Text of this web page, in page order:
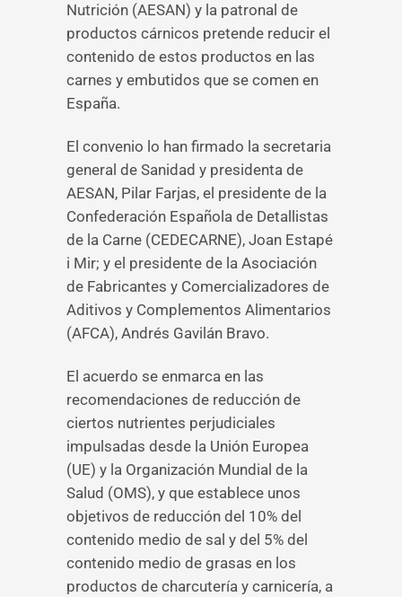
Nutrición (AESAN) y la patronal de
productos cárnicos pretende reducir el
contenido de estos productos en las
carnes y embutidos que se comen en
España.
El convenio lo han firmado la secretaria
general de Sanidad y presidenta de
AESAN, Pilar Farjas, el presidente de la
Confederación Española de Detallistas
de la Carne (CEDECARNE), Joan Estapé
i Mir; y el presidente de la Asociación
de Fabricantes y Comercializadores de
Aditivos y Complementos Alimentarios
(AFCA), Andrés Gavilán Bravo.
El acuerdo se enmarca en las
recomendaciones de reducción de
ciertos nutrientes perjudiciales
impulsadas desde la Unión Europea
(UE) y la Organización Mundial de la
Salud (OMS), y que establece unos
objetivos de reducción del 10% del
contenido medio de sal y del 5% del
contenido medio de grasas en los
productos de charcutería y carnicería, a